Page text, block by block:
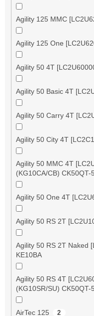
Agility 125 MMC
Agility 125 One
Agility 50 4T
Agility 50 Basic 4T
Agility 50 Carry 4T
Agility 50 City 4T
Agility 50 MMC 4T
(KG10CA/CB) CK50QT-5
Agility 50 One 4T
Agility 50 RS 2T
Agility 50 RS 2T Naked
KE10BA
Agility 50 RS 4T
(KG10SR/SU) CK50QT-5
AirTec 125 2